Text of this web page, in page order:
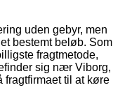
uden gebyr, men
bestemt beløb. Som
fragtmetode,
sig nær Viborg,
fragtfirmaet til at køre